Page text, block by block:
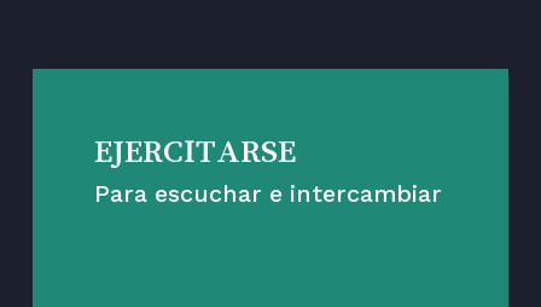
EJERCITARSE
Para escuchar e intercambiar